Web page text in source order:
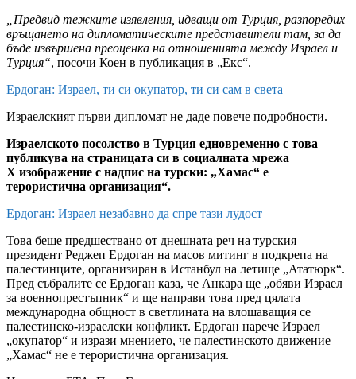
„Предвид тежките изявления, идващи от Турция, разпоредих
връщането на дипломатическите представители там, за да
бъде извършена преоценка на отношенията между Израел и
Турция“, посочи Коен в публикация в „Екс“.
Ердоган: Израел, ти си окупатор, ти си сам в света
Израелският първи дипломат не даде повече подробности.
Израелското посолство в Турция едновременно с това
публикува на страницата си в социалната мрежа
Х изображение с надпис на турски: „Хамас“ е
терористична организация“.
Ердоган: Израел незабавно да спре тази лудост
Това беше предшествано от днешната реч на турския
президент Реджеп Ердоган на масов митинг в подкрепа на
палестинците, организиран в Истанбул на летище „Ататюрк“.
Пред събралите се Ердоган каза, че Анкара ще „обяви Израел
за военнопрестъпник“ и ще направи това пред цялата
международна общност в светлината на влошаващия се
палестинско-израелски конфликт. Ердоган нарече Израел
„окупатор“ и изрази мнението, че палестинското движение
„Хамас“ не е терористична организация.